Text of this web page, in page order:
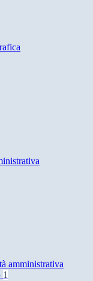
amministrativa
1